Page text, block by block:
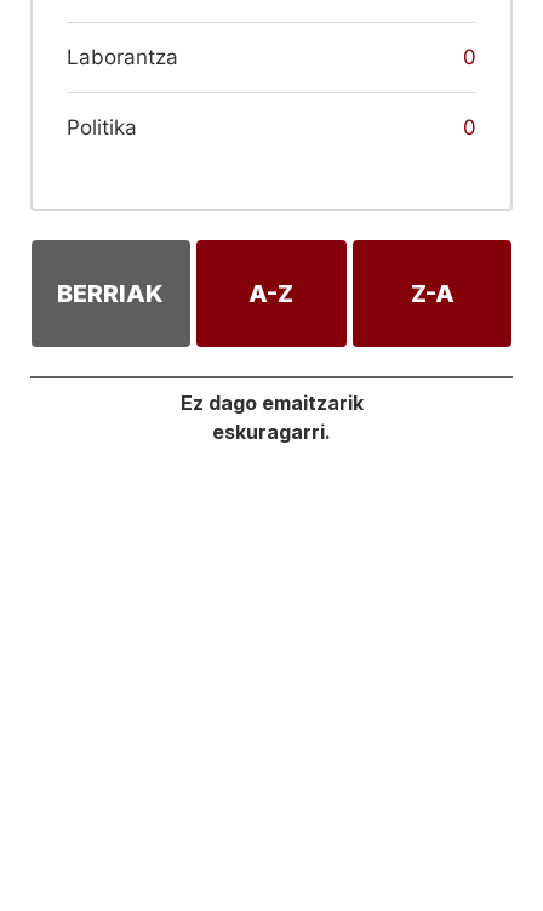
Laborantza 0
Politika 0
BERRIAK A-Z Z-A
Ez dago emaitzarik
eskuragarri.